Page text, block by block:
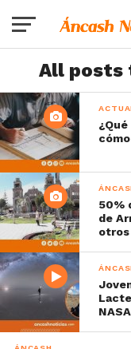
All posts
50%
de
otros